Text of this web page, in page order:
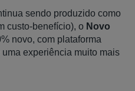
sendo produzido como
custo-benefício), o Novo
novo, com plataforma
experiência muito mais